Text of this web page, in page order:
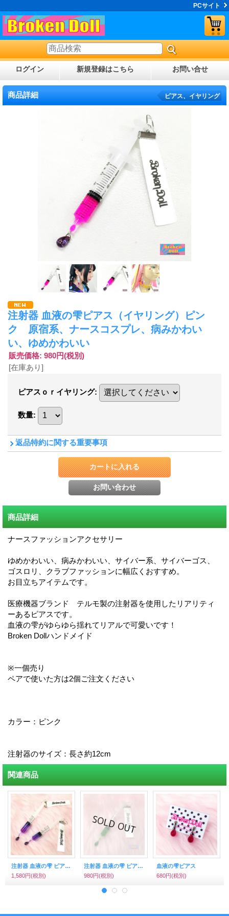
PCサイト
ログイン 新規登録はこちら お問い合せ
商品詳細 ピアス、イヤリング
注射器 血液の雫ピアス（イヤリング）ピン
ク 原宿系、ナースコスプレ、病みかわい
い、ゆめかわいい
販売価格: 980円(税別)
[在庫あり]
ピアスｏｒイヤリング:
数量:
返品特約に関する重要事項
商品詳細
ナースファッションアクセサリー
ゆめかわいい、病みかわいい、サイバー系、サイバーゴス、
ゴスロリ、クラブファッションに幅広くおすすめ。
お目立ちアイテムです。
医療機器ブランド テルモ製の注射器を使用したリアリティ
ーあるピアスです。
血液の雫がゆらゆら揺れてリアルで可愛いです！
Broken Dollハンドメイド
※一個売り
ペアで使いた方は2個ご注文ください
カラー：ピンク
注射器のサイズ：長さ約12cm
関連商品
注射器 血液の雫 ピアス（イヤリング) ポイズン
1,580円(税別)
注射器 血液の雫 ピアス（イヤリング) モンスターグリーン
980円(税別)
血液の雫ピアス
680円(税別)